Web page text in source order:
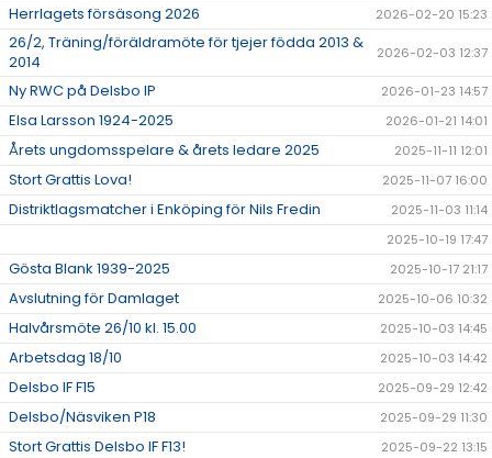
Herrlagets försäsong 2026 2026-02-20 15:23
26/2, Träning/föräldramöte för tjejer födda 2013 &
2014
2026-02-03 12:37
Ny RWC på Delsbo IP 2026-01-23 14:57
Elsa Larsson 1924-2025 2026-01-21 14:01
Årets ungdomsspelare & årets ledare 2025 2025-11-11 12:01
Stort Grattis Lova! 2025-11-07 16:00
Distriktlagsmatcher i Enköping för Nils Fredin
2025-11-03 11:14
2025-10-19 17:47
Gösta Blank 1939-2025 2025-10-17 21:17
Avslutning för Damlaget 2025-10-06 10:32
Halvårsmöte 26/10 kl. 15.00 2025-10-03 14:45
Arbetsdag 18/10 2025-10-03 14:42
Delsbo IF F15 2025-09-29 12:42
Delsbo/Näsviken P18 2025-09-29 11:30
Stort Grattis Delsbo IF F13! 2025-09-22 13:15